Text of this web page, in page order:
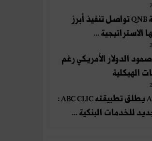
مجموعة QNB تواصل تنفيذ أبرز
الاستراتيجية ...
الدولار الأمريكي رغم
الهيكلية
بنك ABC يطلق تطبيقته ABC CLIC :
للخدمات البنكية ...